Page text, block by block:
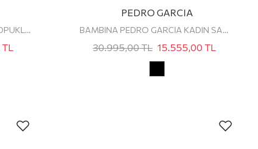
NIBIA PEDRO GARCIA KADIN TOPUKLU SANDALET
TL
PEDRO GARCIA
BAMBINA PEDRO GARCIA KADIN SANDALET
30.995,00TL 15.555,00 TL